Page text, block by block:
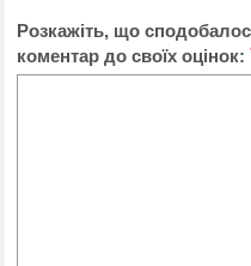
Розкажіть, що
коментар до своїх оцінок: